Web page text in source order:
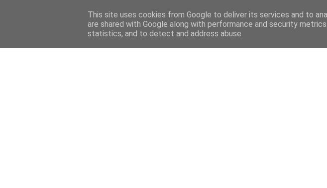
Home Features Menciones Mega Menu
This site uses cookies from Google to deliver its services and to
are shared with Google along with performance and security
statistics, and to detect and address abuse.